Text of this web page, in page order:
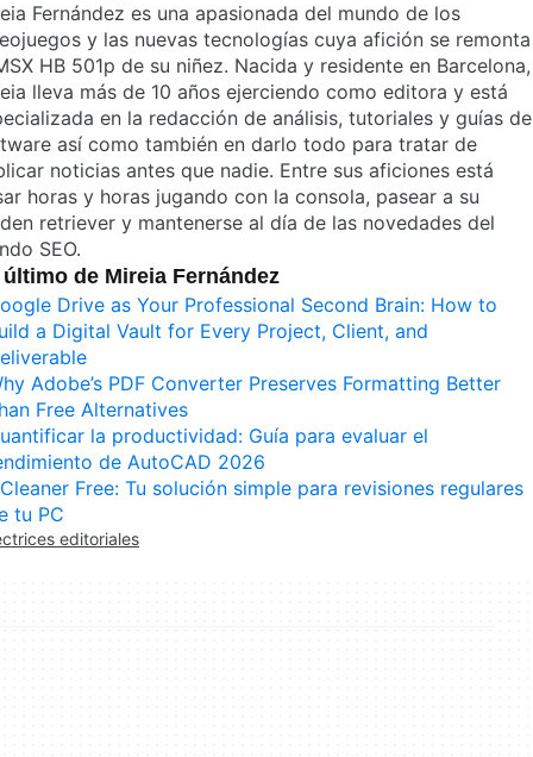
Fernández es una apasionada del mundo de los
y las nuevas tecnologías cuya afición se remonta
HB 501p de su niñez. Nacida y residente en Barcelona,
lleva más de 10 años ejerciendo como editora y está
en la redacción de análisis, tutoriales y guías de
así como también en darlo todo para tratar de
noticias antes que nadie. Entre sus aficiones está
horas y horas jugando con la consola, pasear a su
retriever y mantenerse al día de las novedades del
SEO.
de Mireia Fernández
Drive as Your Professional Second Brain: How to
a Digital Vault for Every Project, Client, and
Adobe’s PDF Converter Preserves Formatting Better
Free Alternatives
la productividad: Guía para evaluar el
de AutoCAD 2026
Free: Tu solución simple para revisiones regulares
tu PC
editoriales